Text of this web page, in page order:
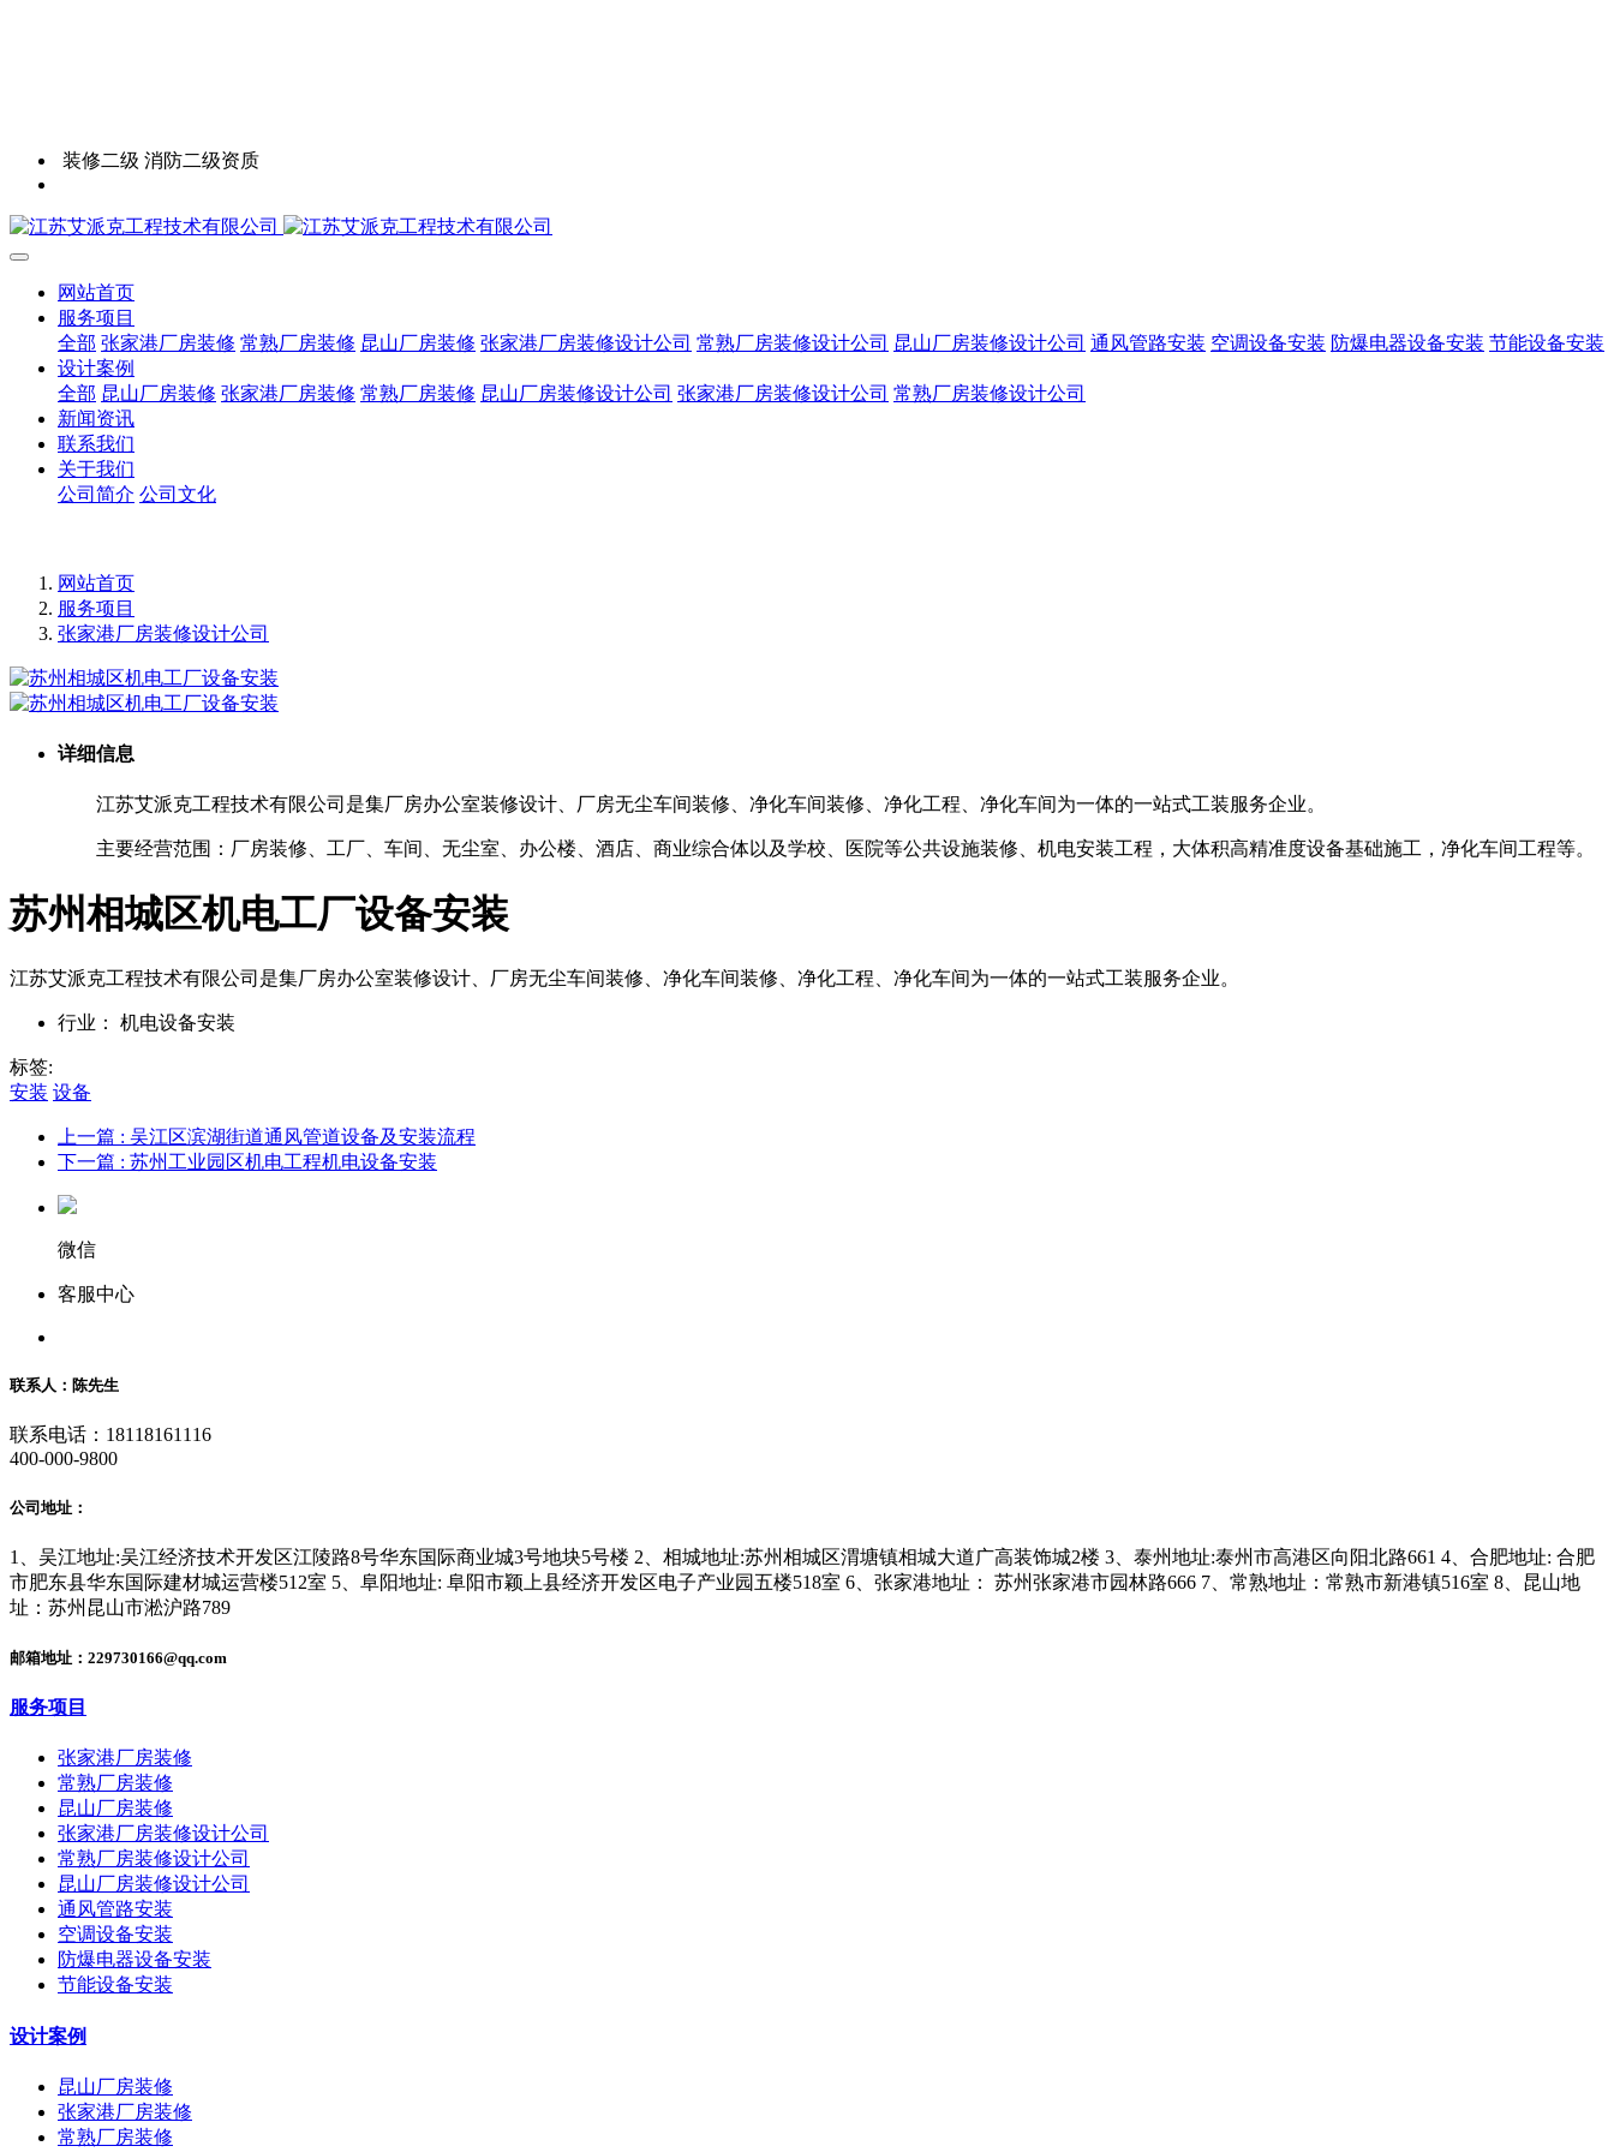
装修二级 消防二级资质
网站首页
服务项目
全部 张家港厂房装修 常熟厂房装修 昆山厂房装修 张家港厂房装修设计公司 常熟厂房装修设计公司 昆山厂房装修设计公司 通风管路安装 空调设备安装 防爆电器设备安装 节能设备安装
设计案例
全部 昆山厂房装修 张家港厂房装修 常熟厂房装修 昆山厂房装修设计公司 张家港厂房装修设计公司 常熟厂房装修设计公司
新闻资讯
联系我们
关于我们
公司简介 公司文化
网站首页
服务项目
张家港厂房装修设计公司
详细信息
江苏艾派克工程技术有限公司是集厂房办公室装修设计、厂房无尘车间装修、净化车间装修、净化工程、净化车间为一体的一站式工装服务企业。
主要经营范围：厂房装修、工厂、车间、无尘室、办公楼、酒店、商业综合体以及学校、医院等公共设施装修、机电安装工程，大体积高精准度设备基础施工，净化车间工程等。
苏州相城区机电工厂设备安装
江苏艾派克工程技术有限公司是集厂房办公室装修设计、厂房无尘车间装修、净化车间装修、净化工程、净化车间为一体的一站式工装服务企业。
行业： 机电设备安装
标签:
安装 设备
上一篇 : 吴江区滨湖街道通风管道设备及安装流程
下一篇 : 苏州工业园区机电工程机电设备安装
微信
客服中心
联系人：陈先生
联系电话：18118161116
400-000-9800
公司地址：
1、吴江地址:吴江经济技术开发区江陵路8号华东国际商业城3号地块5号楼 2、相城地址:苏州相城区渭塘镇相城大道广高装饰城2楼 3、泰州地址:泰州市高港区向阳北路661 4、合肥地址: 合肥
市肥东县华东国际建材城运营楼512室 5、阜阳地址: 阜阳市颖上县经济开发区电子产业园五楼518室 6、张家港地址： 苏州张家港市园林路666 7、常熟地址：常熟市新港镇516室 8、昆山地
址：苏州昆山市淞沪路789
邮箱地址：229730166@qq.com
服务项目
张家港厂房装修
常熟厂房装修
昆山厂房装修
张家港厂房装修设计公司
常熟厂房装修设计公司
昆山厂房装修设计公司
通风管路安装
空调设备安装
防爆电器设备安装
节能设备安装
设计案例
昆山厂房装修
张家港厂房装修
常熟厂房装修